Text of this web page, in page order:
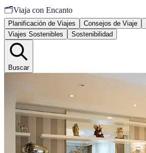
🗂️Viaja con Encanto
Planificación de Viajes Consejos de Viaje
Viajes Sostenibles
Sostenibilidad
Buscar